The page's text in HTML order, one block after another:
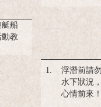
船
動教
1.
浮潛前請
水下狀況
心情前來！